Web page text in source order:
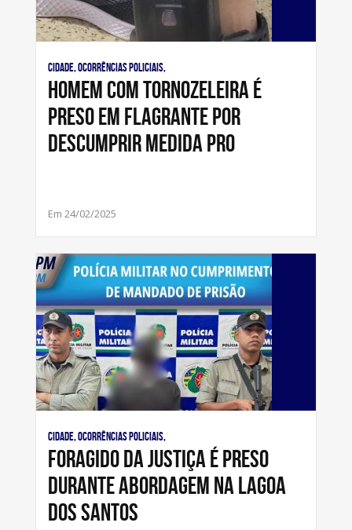
Cidade, Ocorrências Policiais,
Homem com tornozeleira é
preso em flagrante por
descumprir medida pro
Em 24/02/2025
Cidade, Ocorrências Policiais,
Foragido da justiça é preso
durante abordagem na Lagoa
dos Santos